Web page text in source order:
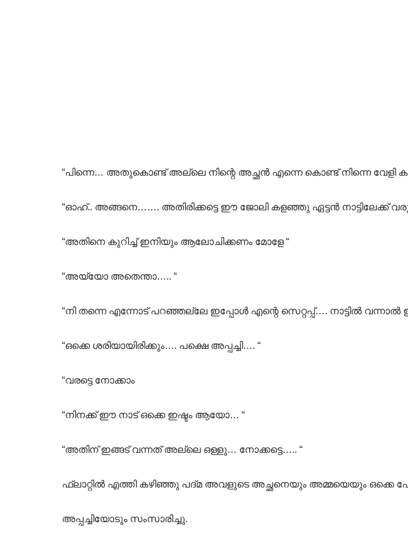
“പിന്നെ… അതുകൊണ്ട് അല്ലെ നിന്റെ അച്ഛൻ എന്നെ കൊണ്ട് നിന്നെ വേളി
“ഓഹ്.. അങ്ങനെ……. അതിരിക്കട്ടെ ഈ ജോലി കളഞ്ഞു ഏട്ടൻ നാട്ടിലേക്ക്
“അതിനെ കുറിച്ച് ഇനിയും ആലോചിക്കണം മോളേ “
“അയ്യോ അതെന്താ….. “
“നി തന്നെ എന്നോട് പറഞ്ഞല്ലേ ഇപ്പോൾ എന്റെ സെറ്റപ്പ്…. നാട്ടിൽ വന്നാൽ
“ഒക്കെ ശരിയായിരിക്കും…. പക്ഷെ അപ്പച്ചി…. “
“വരട്ടെ നോക്കാം
“നിനക്ക് ഈ നാട് ഒക്കെ ഇഷ്ടം ആയോ… “
“അതിന് ഇങ്ങട് വന്നത് അല്ലെ ഒള്ളു… നോക്കട്ടെ….. “
ഫ്ലാറ്റിൽ എത്തി കഴിഞ്ഞു പദ്മ അവളുടെ അച്ഛനെയും അമ്മയെയും ഒക്കെ
അപ്പച്ചിയോടും സംസാരിച്ചു.